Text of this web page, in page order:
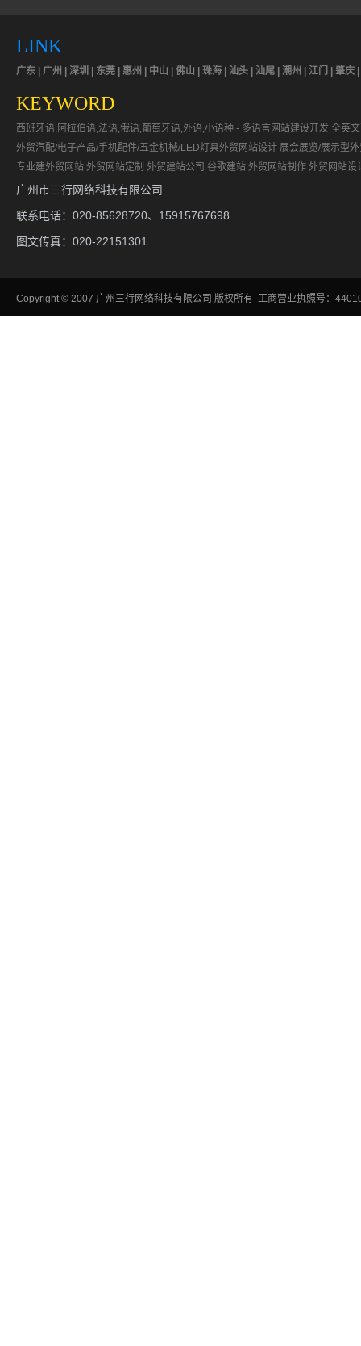
LINK
广东 | 广州 | 深圳 | 东莞 | 惠州 | 中山 | 佛山 | 珠海 | 汕头 | 汕尾 | 潮州 | 江门 | 肇庆
KEYWORD
西班牙语,阿拉伯语,法语,俄语,葡萄牙语,外语,小语种 - 多语言网站建设开发 全英
外贸汽配/电子产品/手机配件/五金机械/LED灯具外贸网站设计 展会展览/展示型
专业建外贸网站 外贸网站定制 外贸建站公司 谷歌建站 外贸网站制作 外贸网站设
广州市三行网络科技有限公司
联系电话：020-85628720、15915767698
图文传真：020-22151301
Copyright© 2007 广州三行网络科技有限公司 版权所有 工商营业执照号：